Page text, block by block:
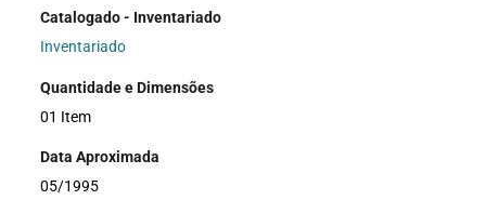
Catalogado - Inventariado
Inventariado
Quantidade e Dimensões
01 Item
Data Aproximada
05/1995